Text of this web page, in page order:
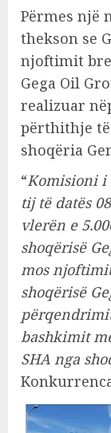
Përmes një
thekson se
njoftimit
Gega Oil
realizuar
përthithje të
shoqëria
“Komisioni i
tij të datës
vlerën e
shoqërisë
mos
shoqërisë
bashkimit
SHA nga